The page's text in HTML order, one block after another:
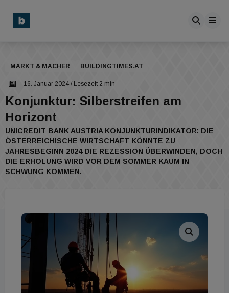
MARKT & MACHER BUILDINGTIMES.AT
16. Januar 2024 / Lesezeit 2 min
Konjunktur: Silberstreifen am
Horizont
UNICREDIT BANK AUSTRIA KONJUNKTURINDIKATOR: DIE
ÖSTERREICHISCHE WIRTSCHAFT KÖNNTE ZU
JAHRESBEGINN 2024 DIE REZESSION ÜBERWINDEN, DOCH
DIE ERHOLUNG WIRD VOR DEM SOMMER KAUM IN
SCHWUNG KOMMEN.